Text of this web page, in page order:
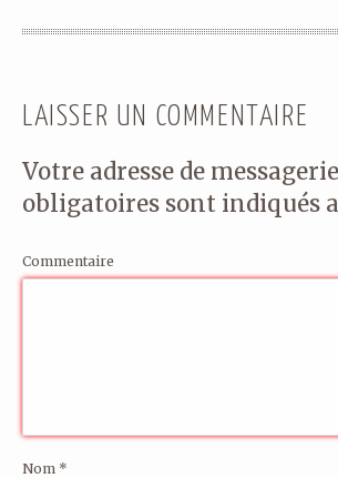
LAISSER UN COMMENTAIRE
Votre adresse de
obligatoires sont indiqués
Commentaire
Nom *